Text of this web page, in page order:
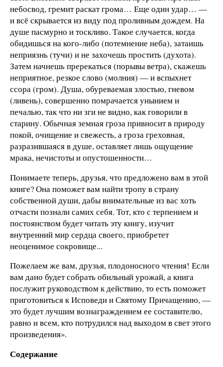
небосвод, гремит раскат грома… Еще один удар… —
и всё скрывается из виду под проливным дождем. На
душе пасмурно и тоскливо. Такое случается, когда
обидишься на кого-либо (потемнение неба), затаишь
неприязнь (тучи) и не захочешь простить (духота).
Затем начнешь пререкаться (порывы ветра), скажешь
неприятное, резкое слово (молния) — и вспыхнет
ссора (гром). Душа, обуреваемая злостью, гневом
(ливень), совершенно помрачается унынием и
печалью, так что ни зги не видно, как говорили в
старину. Обычная земная гроза привносит в природу
покой, очищение и свежесть, а гроза греховная,
разразившаяся в душе, оставляет лишь ощущение
мрака, нечистоты и опустошенности…
Понимаете теперь, друзья, что предложено вам в этой
книге? Она поможет вам найти тропу в страну
собственной души, дабы внимательные из вас хоть
отчасти познали самих себя. Тот, кто с терпением и
постоянством будет читать эту книгу, изучит
внутренний мир сердца своего, приобретет
неоценимое сокровище...
Пожелаем же вам, друзья, плодоносного чтения! Если
вам дано будет собрать обильный урожай, а книга
послужит руководством к действию, то есть поможет
приготовиться к Исповеди и Святому Причащению, —
это будет лучшим вознаграждением ее составителю,
равно и всем, кто потрудился над выходом в свет этого
произведения».
Содержание